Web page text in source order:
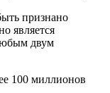
признано
является
двум
100 миллионов